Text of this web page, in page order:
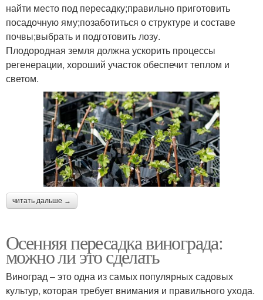
найти место под пересадку;правильно приготовить
посадочную яму;позаботиться о структуре и составе
почвы;выбрать и подготовить лозу.
Плодородная земля должна ускорить процессы
регенерации, хороший участок обеспечит теплом и
светом.
читать дальше →
Осенняя пересадка винограда:
можно ли это сделать
Виноград – это одна из самых популярных садовых
культур, которая требует внимания и правильного ухода.